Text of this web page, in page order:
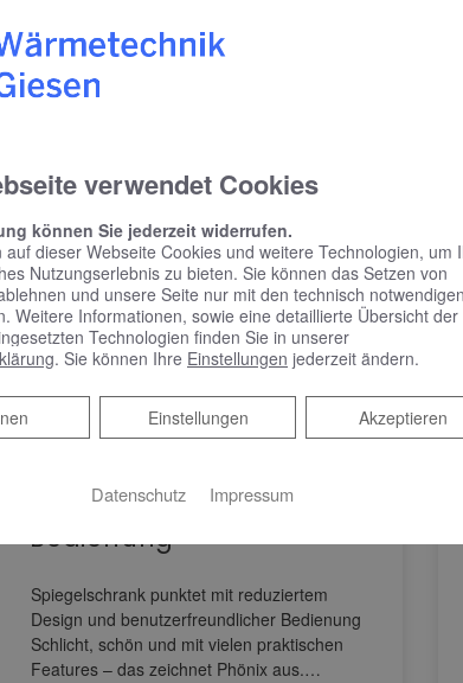
KEUCO PHÖNIX –
Spiegelschrank punktet
und benutzerfreundlicher
Bedienung
Spiegelschrank punktet mit reduziertem
Design und benutzerfreundlicher Bedienung
Schlicht, schön und mit vielen praktischen
Features – das zeichnet Phönix aus.…
verwendet Cookies
können Sie jederzeit widerrufen.
auf dieser Webseite Cookies und weitere Technologien, um
Nutzungserlebnis zu bieten. Sie können das Setzen von
und unsere Seite nur mit den technisch notwendigen
Weitere Informationen, sowie eine detaillierte Übersicht der
Technologien finden Sie in unserer
. Sie können Ihre Einstellungen jederzeit ändern.
Akzeptieren
Einstellungen
Datenschutz Impressum